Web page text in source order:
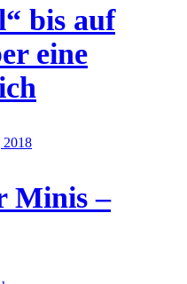
bis auf
eine
Minis –